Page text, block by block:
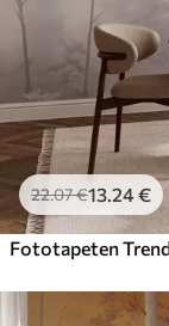
22.07€13.24€